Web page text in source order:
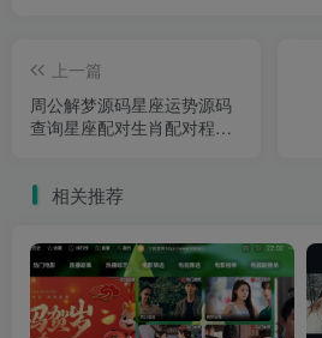
上一篇
周公解梦源码星座运势源码
查询星座配对生肖配对程序
相关推荐